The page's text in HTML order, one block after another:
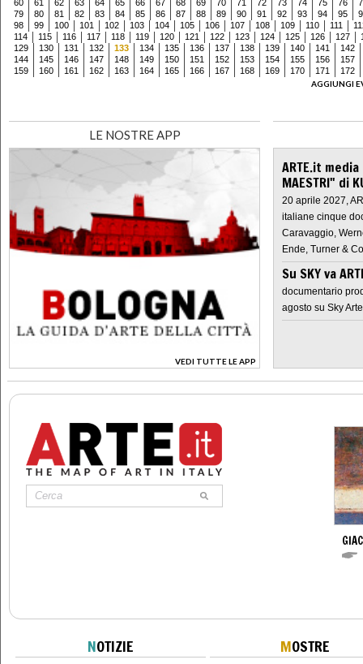
60 61 62 63 64 65 66 67 68 69 70 71 72 73 74 75 76
79
80 81 82 83 84 85 86 87 88 89 90 91 92 93 94 95
98
99 100 101 102 103 104 105 106 107 108 109 110 111
114
115 116 117 118 119 120 121 122 123 124 125 126 127
129
130 131 132 133 134 135 136 137 138 139 140 141
142
144
145 146 147 148 149 150 151 152 153 154 155 156
157
159
160 161 162 163 164 165 166 167 168 169 170 171
172
AGGIUNGI
LE NOSTRE APP
VEDI TUTTE LE APP
>
ARTE.it
MAESTRI" di
20 aprile 2027,
italiane cinque
Caravaggio,
Ende, Turner &
Su SKY va
documentario
agosto su Sky Arte
NOTIZIE MOSTRE